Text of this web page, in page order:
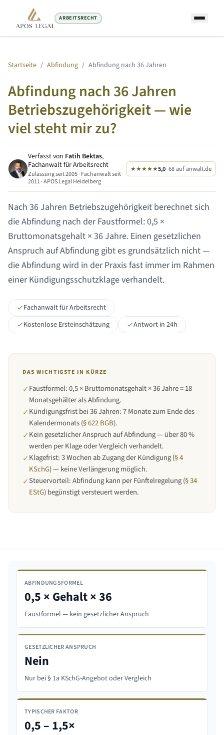
ARBEITSRECHT
Startseite / Abfindung / Abfindung nach 36 Jahren
Abfindung nach 36 Jahren
Betriebszugehörigkeit — wie
viel steht mir zu?
Verfasst von Fatih Bektas,
Fachanwalt für Arbeitsrecht
Zulassung seit 2005 · Fachanwalt seit
2011 · APOS Legal Heidelberg
★★★★★5,0· 68 auf anwalt.de
Nach 36 Jahren Betriebszugehörigkeit berechnet sich
die Abfindung nach der Faustformel: 0,5 ×
Bruttomonatsgehalt × 36 Jahre. Einen gesetzlichen
Anspruch auf Abfindung gibt es grundsätzlich nicht —
die Abfindung wird in der Praxis fast immer im Rahmen
einer Kündigungsschutzklage verhandelt.
Fachanwalt für Arbeitsrecht
Kostenlose Ersteinschätzung
Antwort in 24h
DAS WICHTIGSTE IN KÜRZE
✓Faustformel: 0,5 × Bruttomonatsgehalt × 36 Jahre = 18
Monatsgehälter als Abfindung.
✓Kündigungsfrist bei36 Jahren:7 Monate zum Ende des
Kalendermonats(§ 622 BGB).
✓Kein gesetzlicher Anspruch auf Abfindung — über 80 %
werden per Klage oder Vergleich verhandelt.
✓Klagefrist: 3 Wochen ab Zugang der Kündigung (§ 4
KSchG) — keine Verlängerung möglich.
✓Steuervorteil: Abfindung kann per Fünftelregelung (§ 34
EStG) begünstigt versteuert werden.
ABFINDUNGSFORMEL
0,5 × Gehalt × 36
Faustformel — kein gesetzlicher Anspruch
GESETZLICHER ANSPRUCH
Nein
Nur bei § 1a KSchG-Angebot oder Vergleich
TYPISCHER FAKTOR
0,5 – 1,5×